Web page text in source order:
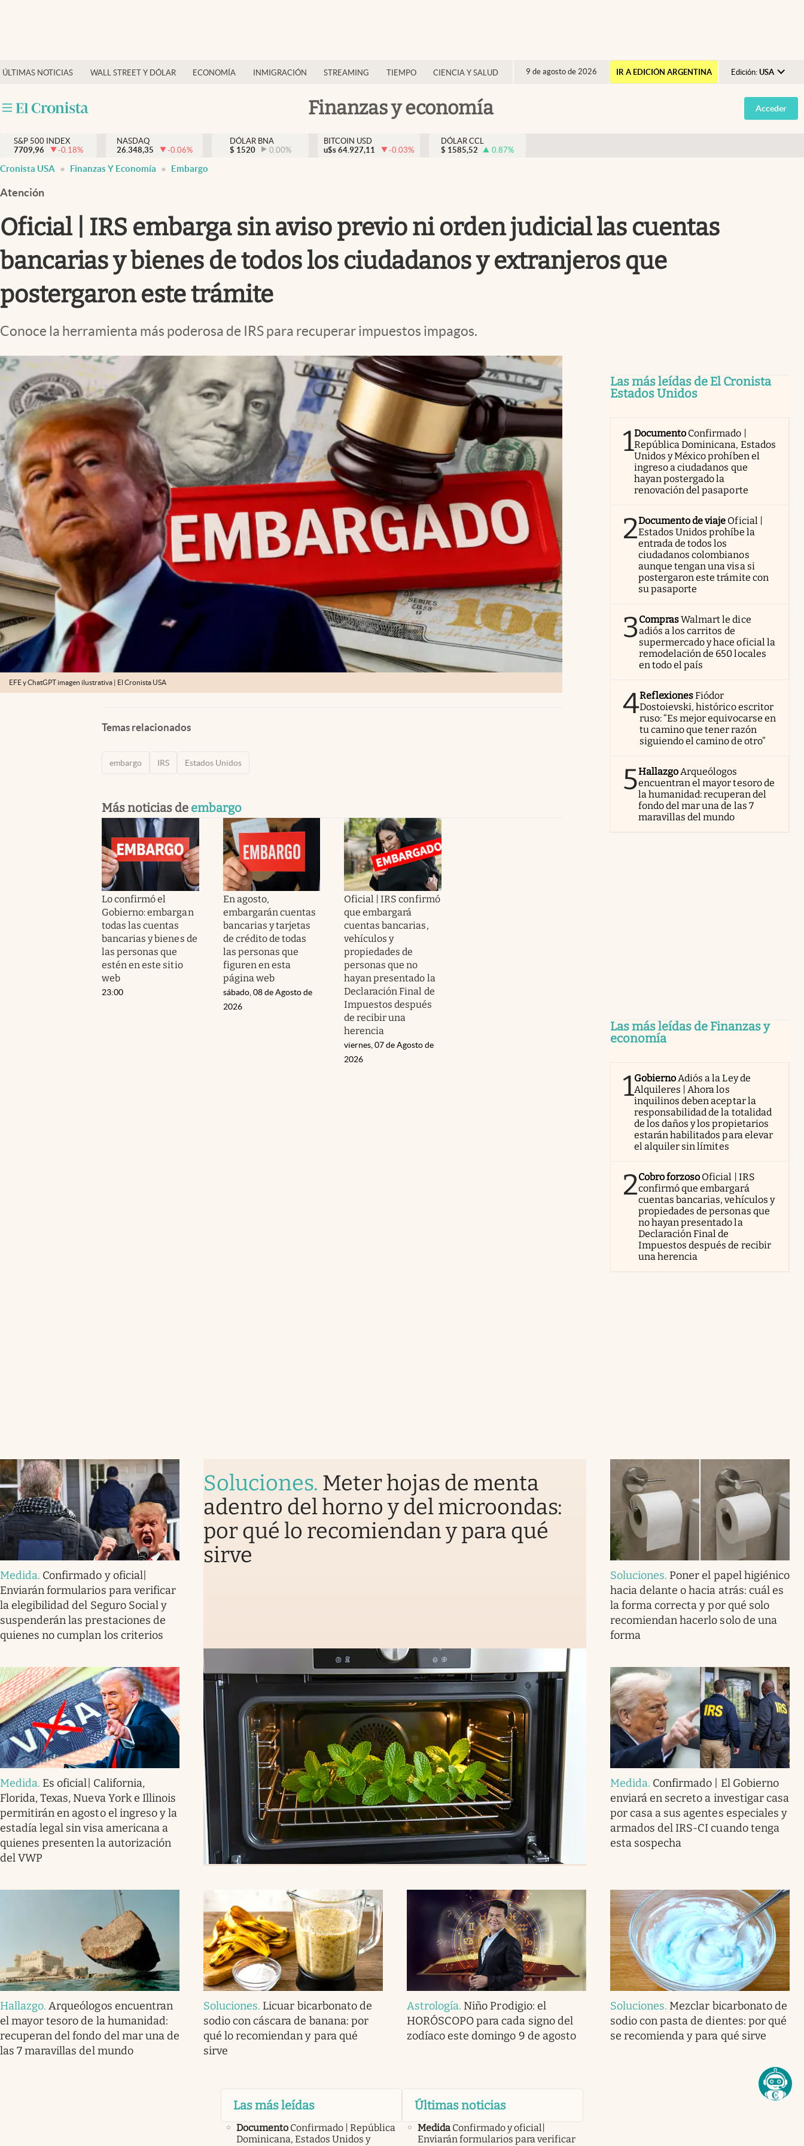
ÚLTIMAS NOTICIAS WALL STREET Y DÓLAR ECONOMÍA INMIGRACIÓN STREAMING TIEMPO CIENCIA Y SALUD 9 de agosto de 2026 IR A EDICIÓN ARGENTINA Edición: USA
Argentina
España
Finanzas y economía
Finanzas y economía
Inmigración
Trending
Streaming
PC y mobile
Acceder
S&P 500 INDEX
7709,96
-0.18%
NASDAQ
26.348,35
-0.06%
DÓLAR BNA
$ 1520 0.00%
BITCOIN USD
u$s 64.927,11 -0.03%
DÓLAR CCL
$ 1585,52 0.87%
Cronista USA Finanzas Y Economía Embargo
Atención
Oficial | IRS embarga sin aviso previo ni orden judicial las cuentas
bancarias y bienes de todos los ciudadanos y extranjeros que
postergaron este trámite
Conoce la herramienta más poderosa de IRS para recuperar impuestos impagos.
EFE y ChatGPT imagen ilustrativa | El Cronista USA
Temas relacionados
embargo IRS Estados Unidos
Más noticias de embargo
Lo confirmó el
Gobierno: embargan
todas las cuentas
bancarias y bienes de
las personas que
estén en este sitio
web
23:00
En agosto,
embargarán cuentas
bancarias y tarjetas
de crédito de todas
las personas que
figuren en esta
página web
sábado, 08 de Agosto de
2026
Oficial | IRS confirmó
que embargará
cuentas bancarias,
vehículos y
propiedades de
personas que no
hayan presentado la
Declaración Final de
Impuestos después
de recibir una
herencia
viernes, 07 de Agosto de
2026
Las más leídas de El Cronista
Estados Unidos
1Documento Confirmado |
República Dominicana, Estados
Unidos y México prohíben el
ingreso a ciudadanos que
hayan postergado la
renovación del pasaporte
2Documento de viaje Oficial |
Estados Unidos prohíbe la
entrada de todos los
ciudadanos colombianos
aunque tengan una visa si
postergaron este trámite con
su pasaporte
3ComprasWalmart le dice
adiós a los carritos de
supermercado y hace oficial la
remodelación de 650 locales
en todo el país
4ReflexionesFiódor
Dostoievski, histórico escritor
ruso: “Es mejor equivocarse en
tu camino que tener razón
siguiendo el camino de otro”
5HallazgoArqueólogos
encuentran el mayor tesoro de
la humanidad: recuperan del
fondo del mar una de las 7
maravillas del mundo
Las más leídas de Finanzas y
economía
1GobiernoAdiós a la Ley de
Alquileres | Ahora los
inquilinos deben aceptar la
responsabilidad de la totalidad
de los daños y los propietarios
estarán habilitados para elevar
el alquiler sin límites
2Cobro forzoso Oficial | IRS
confirmó que embargará
cuentas bancarias, vehículos y
propiedades de personas que
no hayan presentado la
Declaración Final de
Impuestos después de recibir
una herencia
Medida. Confirmado y oficial|
Enviarán formularios para verificar
la elegibilidad del Seguro Social y
suspenderán las prestaciones de
quienes no cumplan los criterios
Soluciones. Meter hojas de menta
adentro del horno y del microondas:
por qué lo recomiendan y para qué
sirve
Soluciones. Poner el papel higiénico
hacia delante o hacia atrás: cuál es
la forma correcta y por qué solo
recomiendan hacerlo solo de una
forma
Medida. Es oficial| California,
Florida, Texas, Nueva York e Illinois
permitirán en agosto el ingreso y la
estadía legal sin visa americana a
quienes presenten la autorización
del VWP
Medida. Confirmado | El Gobierno
enviará en secreto a investigar casa
por casa a sus agentes especiales y
armados del IRS-CI cuando tenga
esta sospecha
Hallazgo.Arqueólogos encuentran
el mayor tesoro de la humanidad:
recuperan del fondo del mar una de
las 7 maravillas del mundo
Soluciones. Licuar bicarbonato de
sodio con cáscara de banana: por
qué lo recomiendan y para qué
sirve
Astrología. Niño Prodigio: el
HORÓSCOPO para cada signo del
zodíaco este domingo 9 de agosto
Soluciones. Mezclar bicarbonato de
sodio con pasta de dientes: por qué
se recomienda y para qué sirve
Las más leídas
Documento Confirmado | República
Dominicana, Estados Unidos y
Últimas noticias
Medida Confirmado y oficial|
Enviarán formularios para verificar